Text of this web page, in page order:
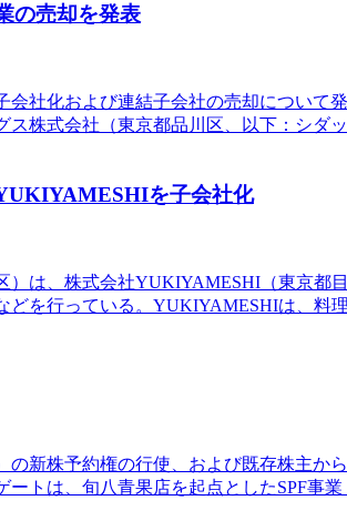
の売却を発表
社化および連結子会社の売却について
株式会社（東京都品川区、以下：シダ
を子会社化
は、株式会社YUKIYAMESHI（東京都
を行っている。YUKIYAMESHIは、料
新株予約権の行使、および既存株主か
トは、旬八青果店を起点としたSPF事